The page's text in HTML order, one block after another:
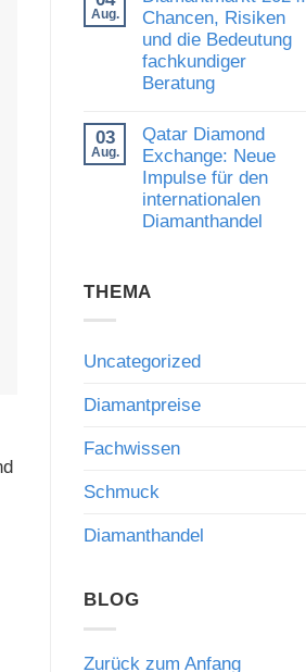
Kaschmir-
Saphir
erzielt
Rekordpreis:
Was
Auktionsergebnisse
Wert
hochwertiger
Edelsteine
verraten
Aug.
Chancen, Risiken
und die Bedeutung
fachkundiger
Beratung
zu
Diamantmarkt
2024:
Chancen,
Risiken
und
die
03
Aug.
Qatar Diamond
Exchange: Neue
Impulse für den
internationalen
Diamanthandel
Qatar
für
internationalen
Diamanthandel
THEMA
Uncategorized
Diamantpreise
Fachwissen
Schmuck
Diamanthandel
BLOG
Zurück zum Anfang